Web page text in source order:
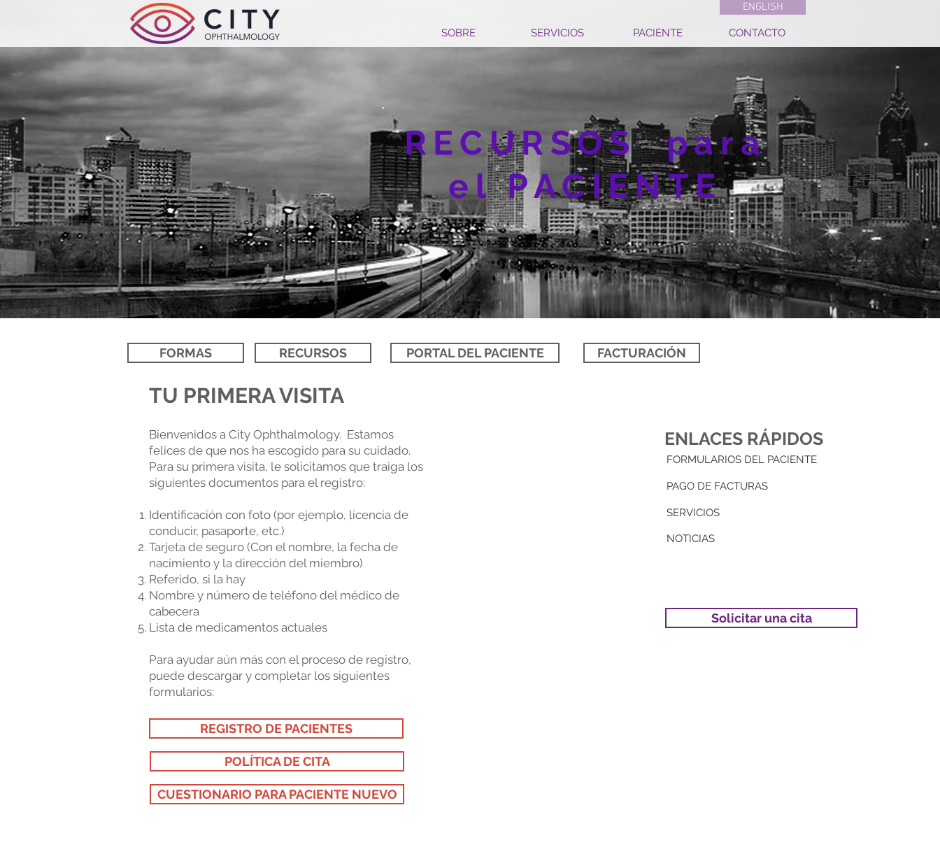
RECURSOS para
el PACIENTE
SOBRE SERVICIOS PACIENTE CONTACTO
ENGLISH
FORMAS RECURSOS PORTAL DEL PACIENTE FACTURACIÓN
TU PRIMERA VISITA
Bienvenidos a City Ophthalmology. Estamos
felices de que nos ha escogido para su cuidado.
Para su primera visita, le solicitamos que traiga los
siguientes documentos para el registro:
Identificación con foto (por ejemplo, licencia de
conducir, pasaporte, etc.)
Tarjeta de seguro (Con el nombre, la fecha de
nacimiento y la dirección del miembro)
Referido, si la hay
Nombre y número de teléfono del médico de
cabecera
Lista de medicamentos actuales
Para ayudar aún más con el proceso de registro,
puede descargar y completar los siguientes
formularios:
REGISTRO DE PACIENTES
POLÍTICA DE CITA
CUESTIONARIO PARA PACIENTE NUEVO
ENLACES RÁPIDOS
FORMULARIOS DEL PACIENTE
PAGO DE FACTURAS
SERVICIOS
NOTICIAS
Solicitar una cita